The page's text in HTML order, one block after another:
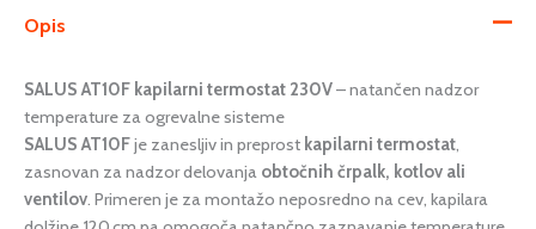
Opis
SALUS AT10F kapilarni termostat 230V– natančen nadzor
temperature za ogrevalne sisteme
SALUS AT10Fje zanesljiv in preprost kapilarni termostat
zasnovan za nadzor delovanja obtočnih črpalk, kotlov ali
ventilov . Primeren je za montažo neposredno na cev, kapilara